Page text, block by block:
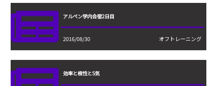
アルペン学内合宿2日目
2016/08/30 オフトレーニング
効率と根性とS気